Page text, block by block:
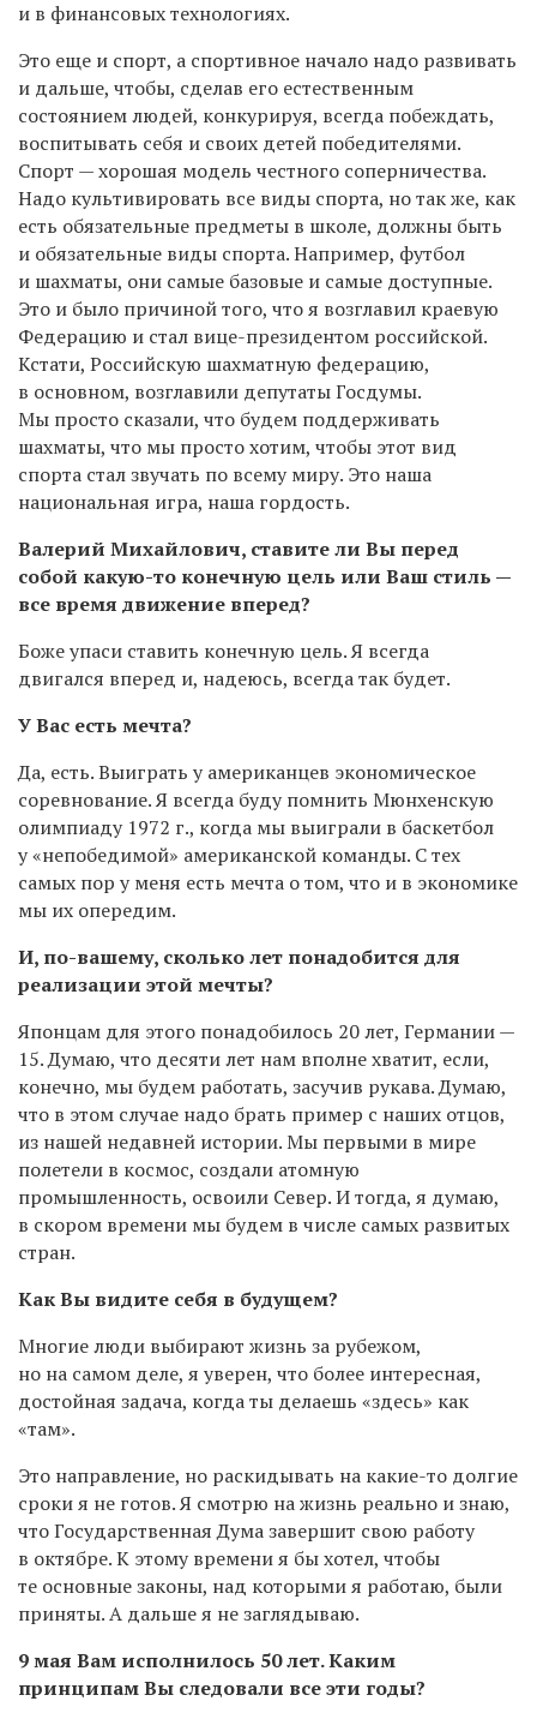
и в финансовых технологиях.
Это еще и спорт, а спортивное начало надо развивать
и дальше, чтобы, сделав его естественным
состоянием людей, конкурируя, всегда побеждать,
воспитывать себя и своих детей победителями.
Спорт — хорошая модель честного соперничества.
Надо культивировать все виды спорта, но так же, как
есть обязательные предметы в школе, должны быть
и обязательные виды спорта. Например, футбол
и шахматы, они самые базовые и самые доступные.
Это и было причиной того, что я возглавил краевую
Федерацию и стал вице-президентом российской.
Кстати, Российскую шахматную федерацию,
в основном, возглавили депутаты Госдумы.
Мы просто сказали, что будем поддерживать
шахматы, что мы просто хотим, чтобы этот вид
спорта стал звучать по всему миру. Это наша
национальная игра, наша гордость.
Валерий Михайлович, ставите ли Вы перед
собой какую-то конечную цель или Ваш стиль —
все время движение вперед?
Боже упаси ставить конечную цель. Я всегда
двигался вперед и, надеюсь, всегда так будет.
У Вас есть мечта?
Да, есть. Выиграть у американцев экономическое
соревнование. Я всегда буду помнить Мюнхенскую
олимпиаду 1972 г., когда мы выиграли в баскетбол
у «непобедимой» американской команды. С тех
самых пор у меня есть мечта о том, что и в экономике
мы их опередим.
И, по-вашему, сколько лет понадобится для
реализации этой мечты?
Японцам для этого понадобилось 20 лет, Германии —
15. Думаю, что десяти лет нам вполне хватит, если,
конечно, мы будем работать, засучив рукава. Думаю,
что в этом случае надо брать пример с наших отцов,
из нашей недавней истории. Мы первыми в мире
полетели в космос, создали атомную
промышленность, освоили Север. И тогда, я думаю,
в скором времени мы будем в числе самых развитых
стран.
Как Вы видите себя в будущем?
Многие люди выбирают жизнь за рубежом,
но на самом деле, я уверен, что более интересная,
достойная задача, когда ты делаешь «здесь» как
«там».
Это направление, но раскидывать на какие-то долгие
сроки я не готов. Я смотрю на жизнь реально и знаю,
что Государственная Дума завершит свою работу
в октябре. К этому времени я бы хотел, чтобы
те основные законы, над которыми я работаю, были
приняты. А дальше я не заглядываю.
9 мая Вам исполнилось 50 лет. Каким
принципам Вы следовали все эти годы?